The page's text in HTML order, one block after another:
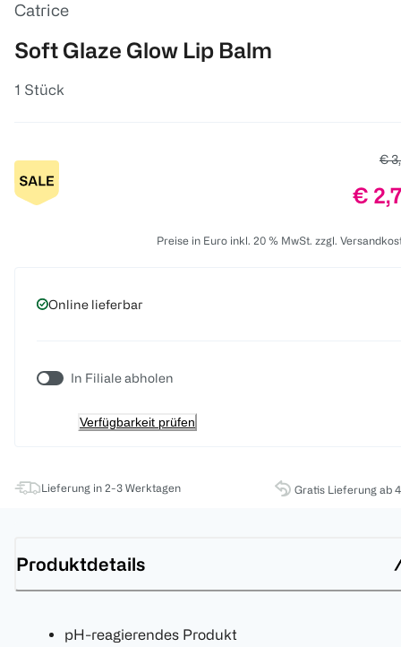
Catrice
Soft Glaze Glow Lip Balm
1 Stück
€
€
Preise in Euro inkl. 20 % MwSt. zzgl.
Online lieferbar
In Filiale abholen
Verfügbarkeit prüfen
Lieferung in 2-3 Werktagen Gratis Lieferung ab
Produktdetails
pH-reagierendes Produkt